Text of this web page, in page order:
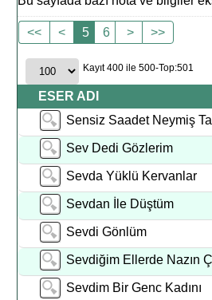
<< < 5 6 > >>
Kayıt 400 ile 500-Top:501
ESER ADI
Sensiz Saadet Neymiş
Sev Dedi Gözlerim
Sevda Yüklü Kervanlar
Sevdan İle Düştüm
Sevdi Gönlüm
Sevdiğim Ellerde Nazın
Sevdim Bir Genc Kadını